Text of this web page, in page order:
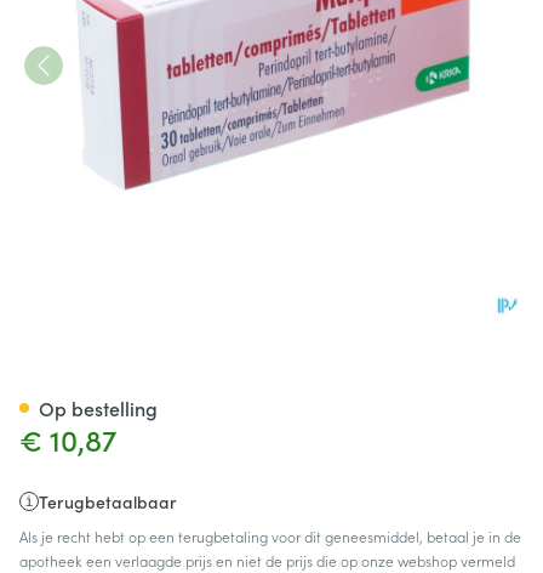
€ 10,87
Terugbetaalbaar
Als je recht hebt op een terugbetaling voor dit geneesmiddel, betaal je in de
apotheek een verlaagde prijs en niet de prijs die op onze webshop vermeld
Op bestelling